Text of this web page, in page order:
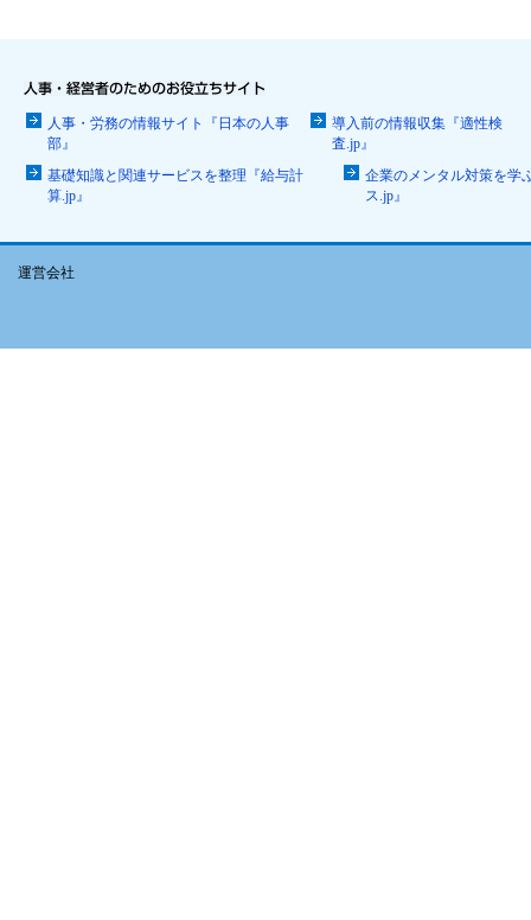
人事・労務の情報サイト『日本の人事
部』
導入前の情報収集『適性検
査.jp』
基礎知識と関連サービスを整理『給与計
算.jp』
企業のメンタル対策を学
ス.jp』
運営会社